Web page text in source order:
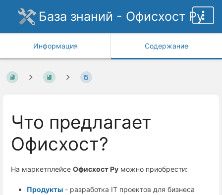
База знаний - Офисхост Ру
Информация Содержание
Что предлагает
Офисхост?
На маркетплейсе Офисхост Ру можно приобрести:
Продукты - разработка IT проектов для бизнеса